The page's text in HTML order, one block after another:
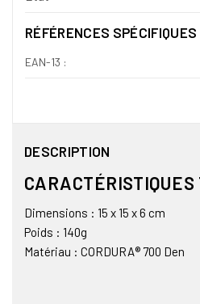
RÉFÉRENCES SPÉCIFIQUES
EAN-13 :
DESCRIPTION
CARACTÉRISTIQUES
Dimensions : 15 x 15 x 6 cm
Poids : 140g
Matériau : CORDURA® 700 Den